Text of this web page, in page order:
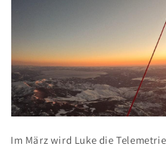
Im März wird Luke die